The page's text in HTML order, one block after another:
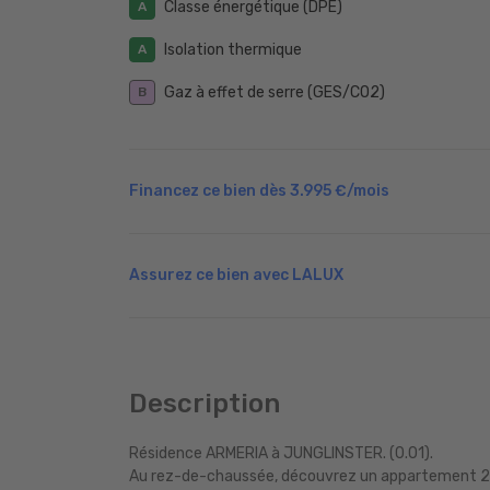
A Classe énergétique (DPE)
A Isolation thermique
B Gaz à effet de serre (GES/CO2)
Financez ce bien dès 3.995 €/mois
Assurez ce bien avec LALUX
Description
Résidence ARMERIA à JUNGLINSTER. (0.01).
Au rez-de-chaussée, découvrez un appartement